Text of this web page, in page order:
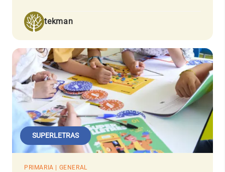
tekman
SUPERLETRAS
PRIMARIA | GENERAL